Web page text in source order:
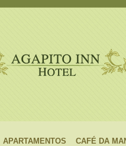
APARTAMENTOS CAFÉ DA